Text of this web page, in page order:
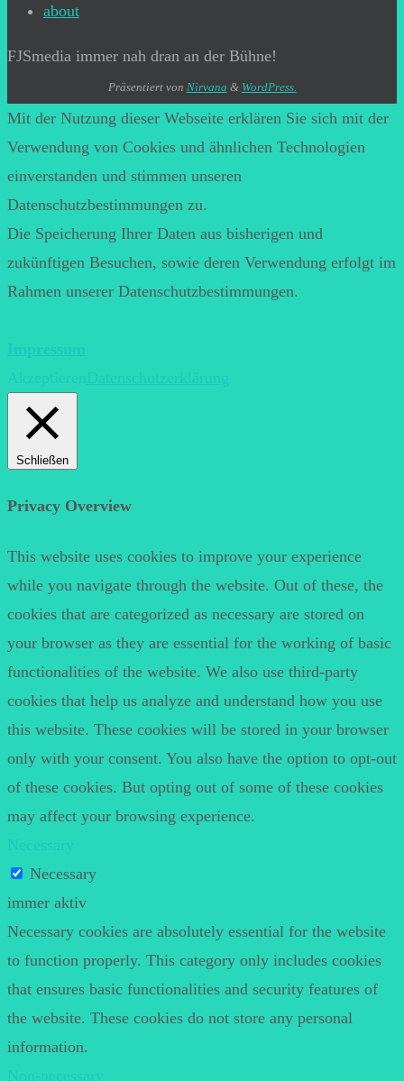
about
FJSmedia immer nah dran an der Bühne!
Präsentiert von Nirvana & WordPress.
Mit der Nutzung dieser Webseite erklären Sie sich mit der
Verwendung von Cookies und ähnlichen Technologien
einverstanden und stimmen unseren
Datenschutzbestimmungen zu.
Die Speicherung Ihrer Daten aus bisherigen und
zukünftigen Besuchen, sowie deren Verwendung erfolgt im
Rahmen unserer Datenschutzbestimmungen.
Schließen
Privacy Overview
This website uses cookies to improve your experience
while you navigate through the website. Out of these, the
cookies that are categorized as necessary are stored on
your browser as they are essential for the working of basic
functionalities of the website. We also use third-party
cookies that help us analyze and understand how you use
this website. These cookies will be stored in your browser
only with your consent. You also have the option to opt-out
of these cookies. But opting out of some of these cookies
may affect your browsing experience.
Necessary
immer aktiv
Necessary cookies are absolutely essential for the website
to function properly. This category only includes cookies
that ensures basic functionalities and security features of
the website. These cookies do not store any personal
information.